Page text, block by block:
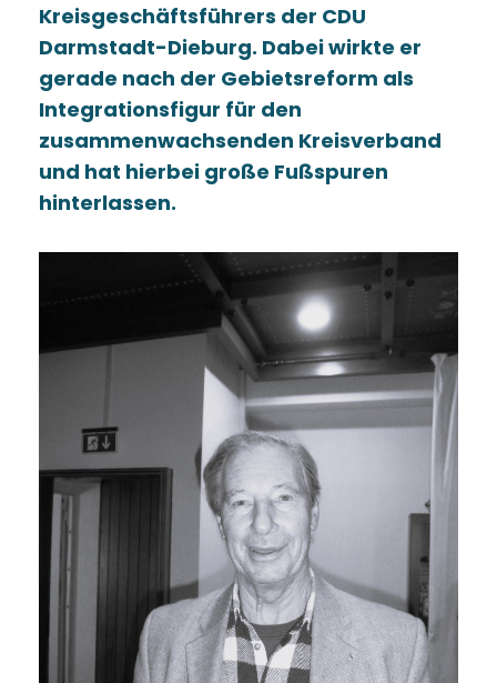
Kreisgeschäftsführers der CDU
Darmstadt-Dieburg. Dabei wirkte er
gerade nach der Gebietsreform als
Integrationsfigur für den
zusammenwachsenden Kreisverband
und hat hierbei große Fußspuren
hinterlassen.